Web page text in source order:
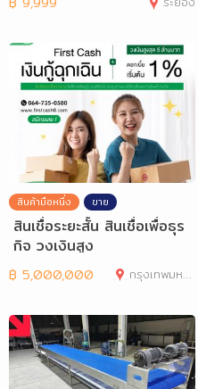
สินค้ามือหนึ่ง ขาย
สินเชื่อระยะสั้น สินเชื่อเพื่อธุร
กิจ วงเงินสูง
฿ 5,000,000 กรุงเทพมหานคร